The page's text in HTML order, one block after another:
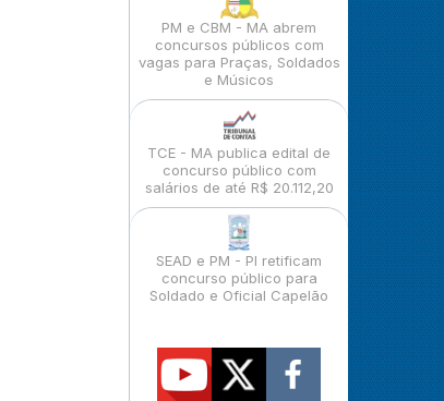
PM e CBM - MA abrem
concursos públicos com
vagas para Praças, Soldados
e Músicos
TCE - MA publica edital de
concurso público com
salários de até R$ 20.112,20
SEAD e PM - PI retificam
concurso público para
Soldado e Oficial Capelão